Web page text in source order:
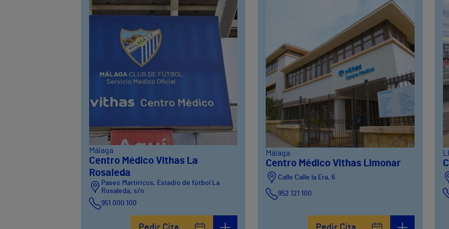
Málaga
Centro Médico Vithas La
Rosaleda
Paseo Martiricos, Estadio de fútbol La
Rosaleda, s/n
951 000 100
Málaga
Centro Médico Vithas Limonar
Calle Calle la Era, 6
952 121 100